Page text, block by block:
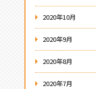
2020年10月
2020年9月
2020年8月
2020年7月